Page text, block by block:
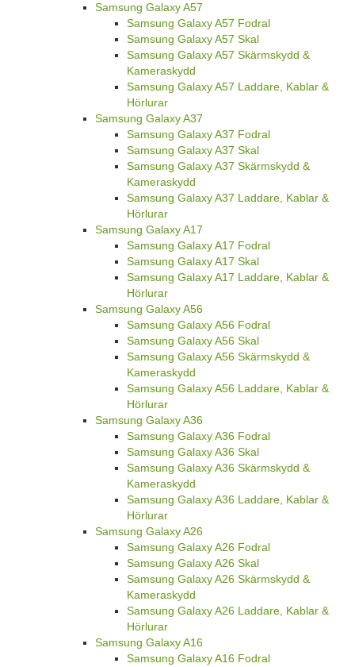
Samsung Galaxy A57
Samsung Galaxy A57 Fodral
Samsung Galaxy A57 Skal
Samsung Galaxy A57 Skärmskydd &
Kameraskydd
Samsung Galaxy A57 Laddare, Kablar &
Hörlurar
Samsung Galaxy A37
Samsung Galaxy A37 Fodral
Samsung Galaxy A37 Skal
Samsung Galaxy A37 Skärmskydd &
Kameraskydd
Samsung Galaxy A37 Laddare, Kablar &
Hörlurar
Samsung Galaxy A17
Samsung Galaxy A17 Fodral
Samsung Galaxy A17 Skal
Samsung Galaxy A17 Laddare, Kablar &
Hörlurar
Samsung Galaxy A56
Samsung Galaxy A56 Fodral
Samsung Galaxy A56 Skal
Samsung Galaxy A56 Skärmskydd &
Kameraskydd
Samsung Galaxy A56 Laddare, Kablar &
Hörlurar
Samsung Galaxy A36
Samsung Galaxy A36 Fodral
Samsung Galaxy A36 Skal
Samsung Galaxy A36 Skärmskydd &
Kameraskydd
Samsung Galaxy A36 Laddare, Kablar &
Hörlurar
Samsung Galaxy A26
Samsung Galaxy A26 Fodral
Samsung Galaxy A26 Skal
Samsung Galaxy A26 Skärmskydd &
Kameraskydd
Samsung Galaxy A26 Laddare, Kablar &
Hörlurar
Samsung Galaxy A16
Samsung Galaxy A16 Fodral